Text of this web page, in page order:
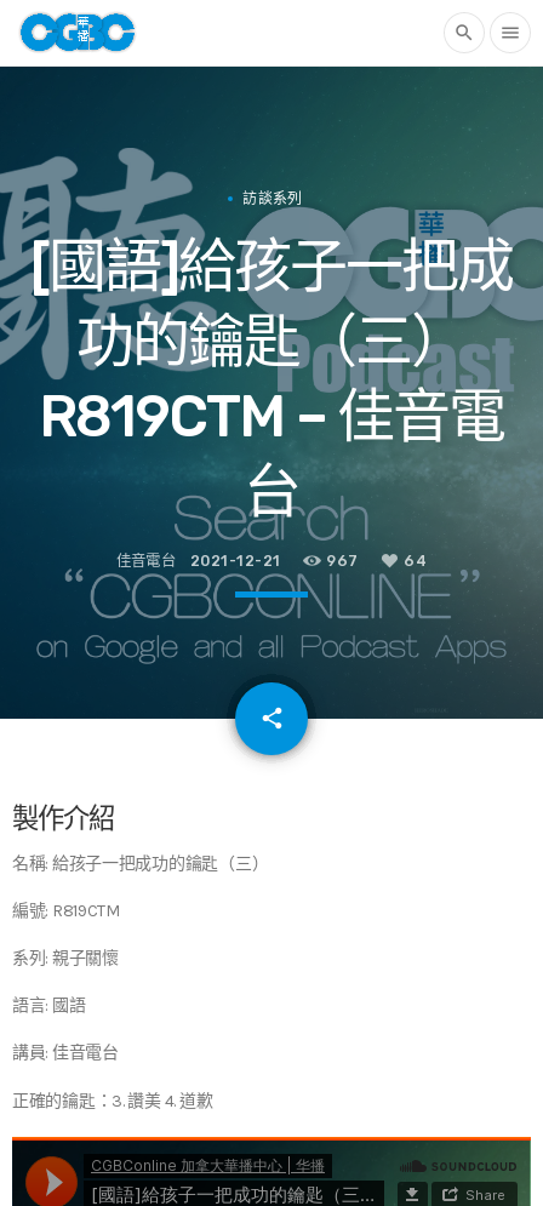
search menu
訪談系列
[國語]給孩子一把成
功的鑰匙（三）
R819CTM – 佳音電
台
佳音電台 2021-12-21 967 64
share
email
製作介紹
名稱: 給孩子一把成功的鑰匙（三）
編號: R819CTM
系列: 親子關懷
語言: 國語
講員: 佳音電台
正確的鑰匙：3. 讚美 4. 道歉